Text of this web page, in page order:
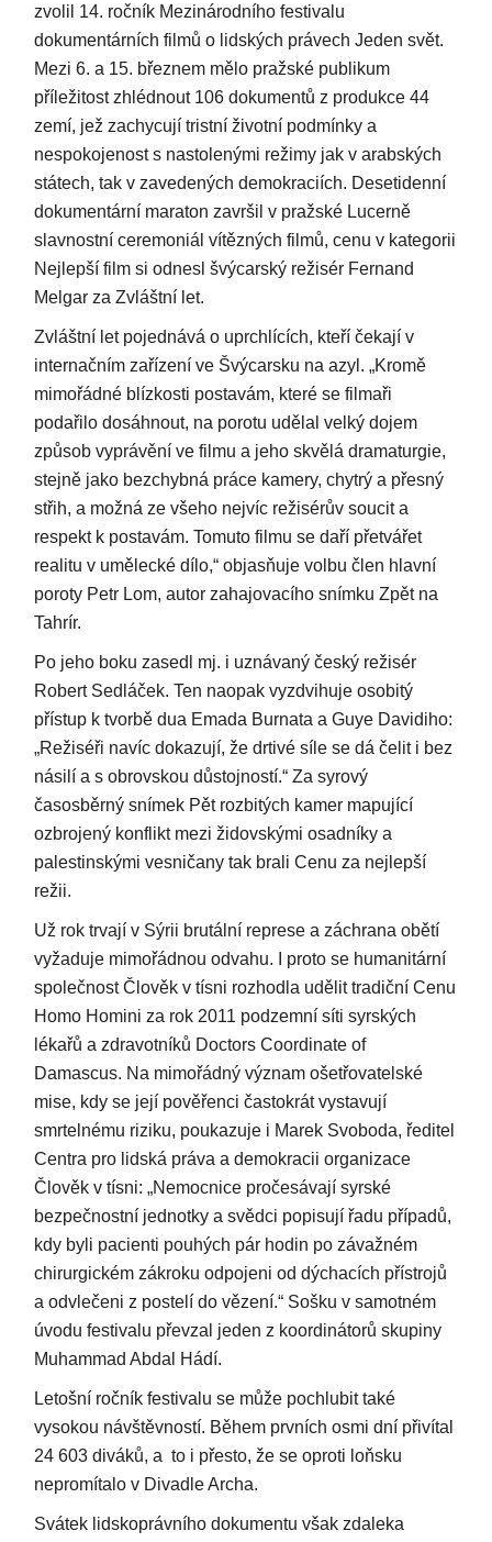
zvolil 14. ročník Mezinárodního festivalu
dokumentárních filmů o lidských právech Jeden svět.
Mezi 6. a 15. březnem mělo pražské publikum
příležitost zhlédnout 106 dokumentů z produkce 44
zemí, jež zachycují tristní životní podmínky a
nespokojenost s nastolenými režimy jak v arabských
státech, tak v zavedených demokraciích. Desetidenní
dokumentární maraton završil v pražské Lucerně
slavnostní ceremoniál vítězných filmů, cenu v kategorii
Nejlepší film si odnesl švýcarský režisér Fernand
Melgar za Zvláštní let.
Zvláštní let pojednává o uprchlících, kteří čekají v
internačním zařízení ve Švýcarsku na azyl. „Kromě
mimořádné blízkosti postavám, které se filmaři
podařilo dosáhnout, na porotu udělal velký dojem
způsob vyprávění ve filmu a jeho skvělá dramaturgie,
stejně jako bezchybná práce kamery, chytrý a přesný
střih, a možná ze všeho nejvíc režisérův soucit a
respekt k postavám. Tomuto filmu se daří přetvářet
realitu v umělecké dílo,“ objasňuje volbu člen hlavní
poroty Petr Lom, autor zahajovacího snímku Zpět na
Tahrír.
Po jeho boku zasedl mj. i uznávaný český režisér
Robert Sedláček. Ten naopak vyzdvihuje osobitý
přístup k tvorbě dua Emada Burnata a Guye Davidiho:
„Režiséři navíc dokazují, že drtivé síle se dá čelit i bez
násilí a s obrovskou důstojností.“ Za syrový
časosběrný snímek Pět rozbitých kamer mapující
ozbrojený konflikt mezi židovskými osadníky a
palestinskými vesničany tak brali Cenu za nejlepší
režii.
Už rok trvají v Sýrii brutální represe a záchrana obětí
vyžaduje mimořádnou odvahu. I proto se humanitární
společnost Člověk v tísni rozhodla udělit tradiční Cenu
Homo Homini za rok 2011 podzemní síti syrských
lékařů a zdravotníků Doctors Coordinate of
Damascus. Na mimořádný význam ošetřovatelské
mise, kdy se její pověřenci častokrát vystavují
smrtelnému riziku, poukazuje i Marek Svoboda, ředitel
Centra pro lidská práva a demokracii organizace
Člověk v tísni: „Nemocnice pročesávají syrské
bezpečnostní jednotky a svědci popisují řadu případů,
kdy byli pacienti pouhých pár hodin po závažném
chirurgickém zákroku odpojeni od dýchacích přístrojů
a odvlečeni z postelí do vězení.“ Sošku v samotném
úvodu festivalu převzal jeden z koordinátorů skupiny
Muhammad Abdal Hádí.
Letošní ročník festivalu se může pochlubit také
vysokou návštěvností. Během prvních osmi dní přivítal
24 603 diváků, a to i přesto, že se oproti loňsku
nepromítalo v Divadle Archa.
Svátek lidskoprávního dokumentu však zdaleka